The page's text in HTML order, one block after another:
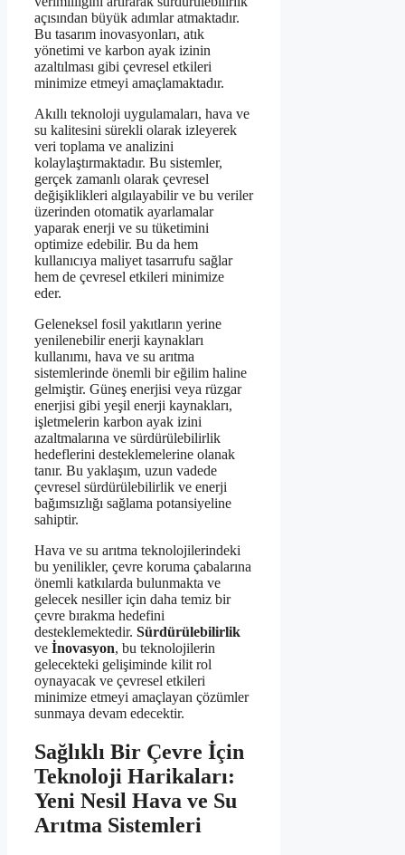
açısından büyük adımlar atmaktadır.
Bu tasarım inovasyonları, atık
yönetimi ve karbon ayak izinin
azaltılması gibi çevresel etkileri
minimize etmeyi amaçlamaktadır.
Akıllı teknoloji uygulamaları, hava ve
su kalitesini sürekli olarak izleyerek
veri toplama ve analizini
kolaylaştırmaktadır. Bu sistemler,
gerçek zamanlı olarak çevresel
değişiklikleri algılayabilir ve bu veriler
üzerinden otomatik ayarlamalar
yaparak enerji ve su tüketimini
optimize edebilir. Bu da hem
kullanıcıya maliyet tasarrufu sağlar
hem de çevresel etkileri minimize
eder.
Geleneksel fosil yakıtların yerine
yenilenebilir enerji kaynakları
kullanımı, hava ve su arıtma
sistemlerinde önemli bir eğilim haline
gelmiştir. Güneş enerjisi veya rüzgar
enerjisi gibi yeşil enerji kaynakları,
işletmelerin karbon ayak izini
azaltmalarına ve sürdürülebilirlik
hedeflerini desteklemelerine olanak
tanır. Bu yaklaşım, uzun vadede
çevresel sürdürülebilirlik ve enerji
bağımsızlığı sağlama potansiyeline
sahiptir.
Hava ve su arıtma teknolojilerindeki
bu yenilikler, çevre koruma çabalarına
önemli katkılarda bulunmakta ve
gelecek nesiller için daha temiz bir
çevre bırakma hedefini
desteklemektedir. Sürdürülebilirlik
ve İnovasyon, bu teknolojilerin
gelecekteki gelişiminde kilit rol
oynayacak ve çevresel etkileri
minimize etmeyi amaçlayan çözümler
sunmaya devam edecektir.
Sağlıklı Bir Çevre İçin
Teknoloji Harikaları:
Yeni Nesil Hava ve Su
Arıtma Sistemleri